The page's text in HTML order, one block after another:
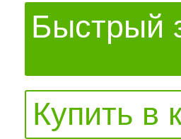
Быстрый
Купить в